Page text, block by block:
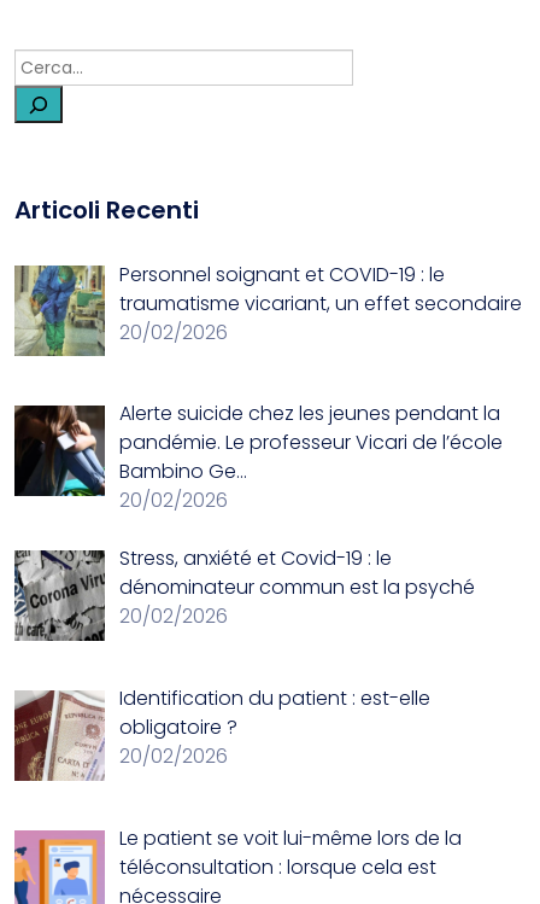
Articoli Recenti
Personnel soignant et COVID-19 : le
traumatisme vicariant, un effet secondaire
20/02/2026
Alerte suicide chez les jeunes pendant la
pandémie. Le professeur Vicari de l’école
Bambino Ge…
20/02/2026
Stress, anxiété et Covid-19 : le
dénominateur commun est la psyché
20/02/2026
Identification du patient : est-elle
obligatoire ?
20/02/2026
Le patient se voit lui-même lors de la
téléconsultation : lorsque cela est
nécessaire